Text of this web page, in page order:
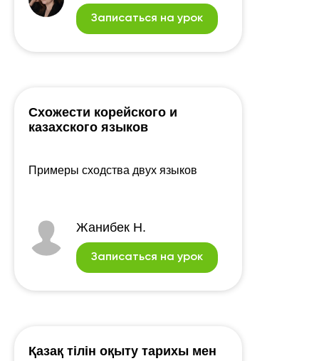
Записаться на урок
Схожести корейского и
казахского языков
Примеры сходства двух языков
Жанибек Н.
Записаться на урок
Қазақ тілін оқыту тарихы мен